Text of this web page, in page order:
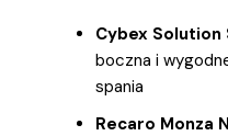
Cybex Solution
boczna i
spania
Recaro Monza